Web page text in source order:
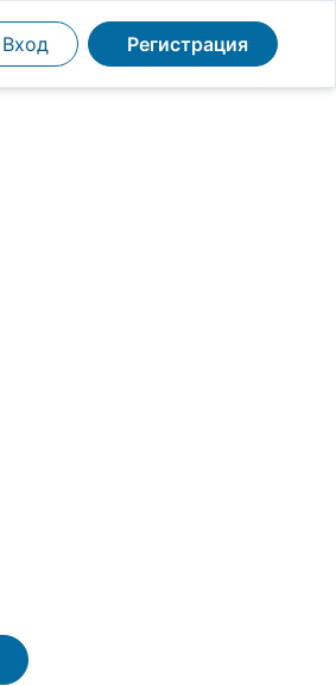
Вход Регистрация